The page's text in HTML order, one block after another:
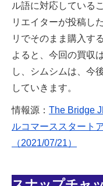
ル語に対応している
リエイターが投稿し
リでそのまま購入す
よると、今回の買収
し、シムシムは、今
していきます。
情報源： The Bridge
ルコマーススタート
（2021/07/21）